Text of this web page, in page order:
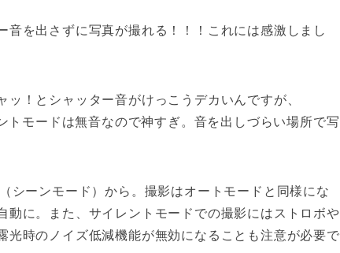
音を出さずに写真が撮れる！！！これには感激しまし
！とシャッター音がけっこうデカいんですが、
トモードは無音なので神すぎ。音を出しづらい場所で写
シーンモード）から。撮影はオートモードと同様にな
動に。また、サイレントモードでの撮影にはストロボや
光時のノイズ低減機能が無効になることも注意が必要で